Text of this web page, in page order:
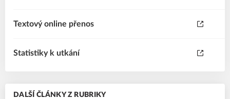
Textový online přenos
Statistiky k utkání
DALŠÍ ČLÁNKY Z RUBRIKY